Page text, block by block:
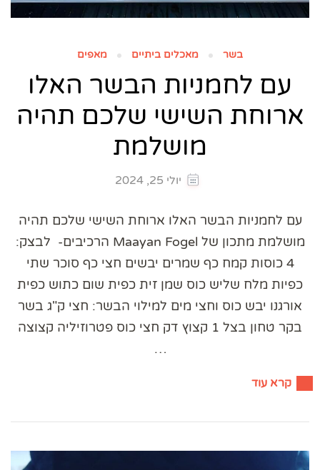
בשר מאכלים ביתיים מאפים
עם לחמניות הבשר האלו
ארוחת השישי שלכם תהיה
מושלמת
יולי 25, 2024
עם לחמניות הבשר האלו ארוחת השישי שלכם תהיה
מושלמת מתכון של Maayan Fogel הרכיבים- לבצק:
4 כוסות קמח כף שמרים יבשים חצי כף סוכר שתי
כפיות מלח שליש כוס שמן זית כפית שום כתוש כפית
אורגנו יבש כוס וחצי מים למילוי הבשר: חצי ק"ג בשר
בקר טחון בצל 1 קצוץ דק חצי כוס פטרוזיליה קצוצה
…
קרא עוד